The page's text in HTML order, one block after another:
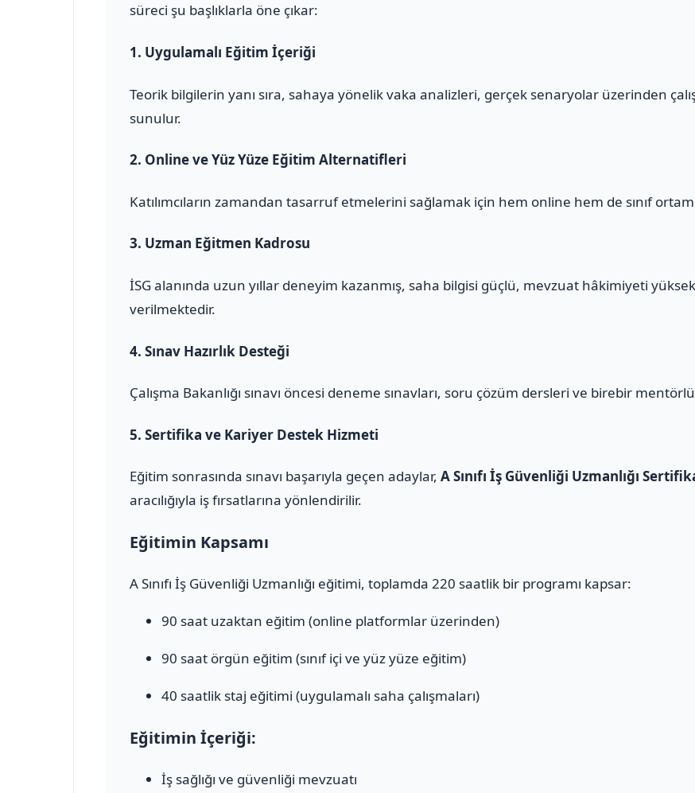
süreci şu başlıklarla öne çıkar:
1. Uygulamalı Eğitim İçeriği
Teorik bilgilerin yanı sıra, sahaya yönelik vaka analizleri, gerçek senaryolar üzerinden
sunulur.
2. Online ve Yüz Yüze Eğitim Alternatifleri
Katılımcıların zamandan tasarruf etmelerini sağlamak için hem online hem de sınıf
3. Uzman Eğitmen Kadrosu
İSG alanında uzun yıllar deneyim kazanmış, saha bilgisi güçlü, mevzuat hâkimiyeti
verilmektedir.
4. Sınav Hazırlık Desteği
Çalışma Bakanlığı sınavı öncesi deneme sınavları, soru çözüm dersleri ve birebir
5. Sertifika ve Kariyer Destek Hizmeti
Eğitim sonrasında sınavı başarıyla geçen adaylar, A Sınıfı İş Güvenliği Uzmanlığı
aracılığıyla iş fırsatlarına yönlendirilir.
Eğitimin Kapsamı
A Sınıfı İş Güvenliği Uzmanlığı eğitimi, toplamda 220 saatlik bir programı kapsar:
90 saat uzaktan eğitim (online platformlar üzerinden)
90 saat örgün eğitim (sınıf içi ve yüz yüze eğitim)
40 saatlik staj eğitimi (uygulamalı saha çalışmaları)
Eğitimin İçeriği:
İş sağlığı ve güvenliği mevzuatı